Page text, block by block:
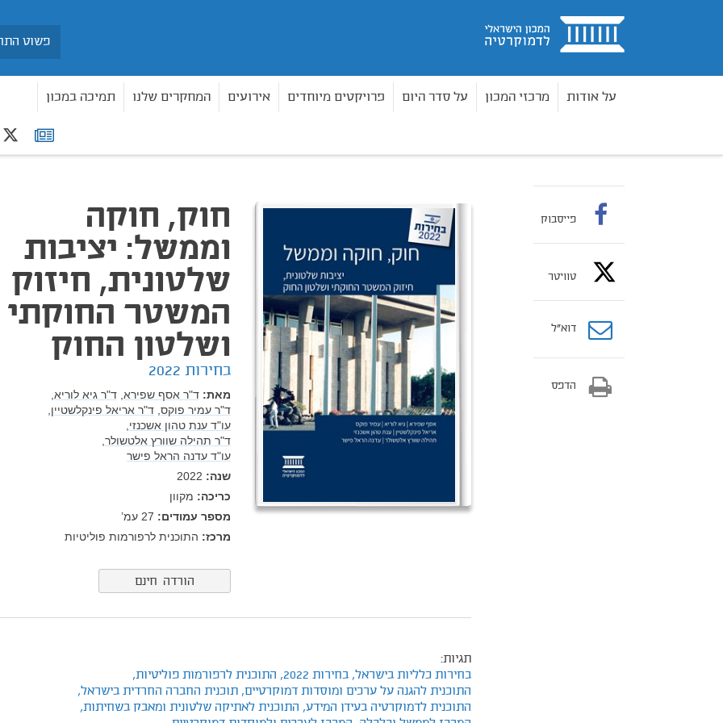
בית
על אודות מרכזי המכון על סדר היום פרויקטים מיוחדים אירועים המחקרים שלנו תמיכה במכון
רשימת
תפוצה
חוק, חוקה
וממשל: יציבות
שלטונית, חיזוק
המשטר החוקתי
ושלטון החוק
בחירות 2022
מאת: ד"ר אסף שפירא, ד"ר גיא לוריא,
ד"ר עמיר פוקס, ד"ר אריאל פינקלשטיין,
עו"ד ענת טהון אשכנזי,
ד"ר תהילה שוורץ אלטשולר,
עו"ד עדנה הראל פישר
שנה: 2022
כריכה: מקוון
מספר עמודים: 27 עמ’
מרכז: התוכנית לרפורמות פוליטיות
הורדה חינם
תגיות:
בחירות כלליות בישראל, בחירות 2022,
התוכנית לרפורמות פוליטיות,
התוכנית להגנה על ערכים ומוסדות דמוקרטיים, תוכנית החברה החרדית בישראל,
התוכנית לדמוקרטיה בעידן המידע, התוכנית לאתיקה שלטונית ומאבק בשחיתות,
פייסבוק
טוויטר
דוא”ל
הדפס